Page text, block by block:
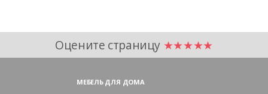
Оцените страницу ★★★★★
МЕБЕЛЬ ДЛЯ ДОМА